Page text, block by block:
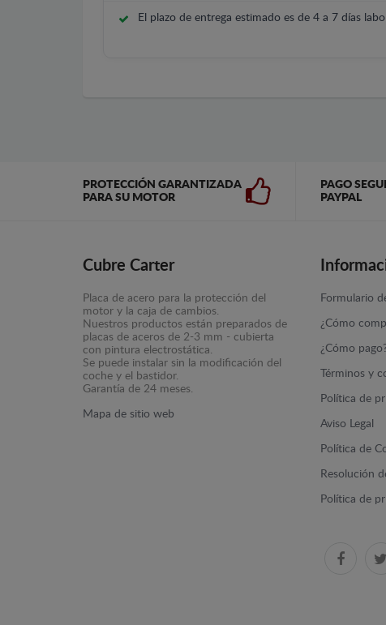
El plazo de entrega estimado es de 4 a 7 días
PROTECCIÓN GARANTIZADA
PARA SU MOTOR
PAGO
PAYPAL
Cubre Carter
Placa de acero para la protección del
motor y la caja de cambios.
Nuestros productos están preparados de
placas de aceros de 2-3 mm - cubierta
con pintura electrostática.
Se puede instalar sin la modificación del
coche y el bastidor.
Garantía de 24 meses.
Mapa de sitio web
Formulario
¿Cómo
¿Cómo
Términos y
Política de
Aviso Legal
Política de
Resolución
Política de